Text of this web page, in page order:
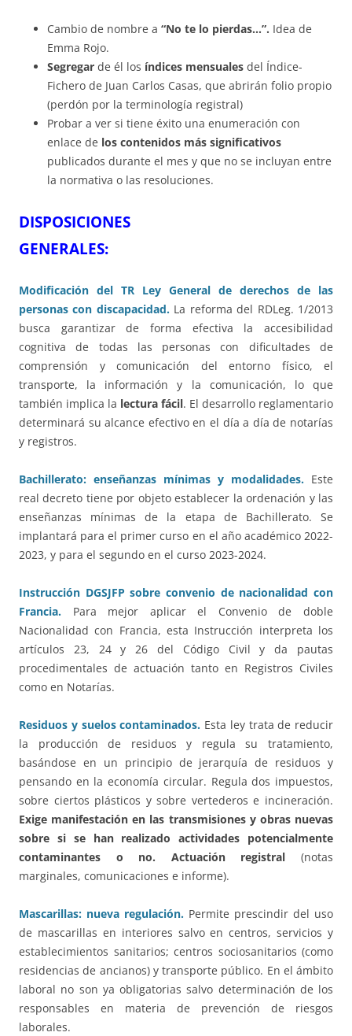
Cambio de nombre a “No te lo pierdas…”. Idea de
Emma Rojo.
Segregar de él los índices mensuales del Índice-
Fichero de Juan Carlos Casas, que abrirán folio propio
(perdón por la terminología registral)
Probar a ver si tiene éxito una enumeración con
enlace de los contenidos más significativos
publicados durante el mes y que no se incluyan entre
la normativa o las resoluciones.
DISPOSICIONES
Modificación del TR Ley General de derechos de las
personas con discapacidad.La reforma del RDLeg. 1/2013
busca garantizar de forma efectiva la accesibilidad
cognitiva de todas las personas con dificultades de
comprensión y comunicación del entorno físico, el
transporte, la información y la comunicación, lo que
también implica la lectura fácil. El desarrollo reglamentario
determinará su alcance efectivo en el día a día de notarías
y registros.
Bachillerato: enseñanzas mínimas y modalidades. Este
real decreto tiene por objeto establecer la ordenación y las
enseñanzas mínimas de la etapa de Bachillerato. Se
implantará para el primer curso en el año académico 2022-
2023, y para el segundo en el curso 2023-2024.
Instrucción DGSJFP sobre convenio de nacionalidad con
Francia. Para mejor aplicar el Convenio de doble
Nacionalidad con Francia, esta Instrucción interpreta los
artículos 23, 24 y 26 del Código Civil y da pautas
procedimentales de actuación tanto en Registros Civiles
como en Notarías.
Residuos y suelos contaminados. Esta ley trata de reducir
la producción de residuos y regula su tratamiento,
basándose en un principio de jerarquía de residuos y
pensando en la economía circular. Regula dos impuestos,
sobre ciertos plásticos y sobre vertederos e incineración.
Exige manifestación en las transmisiones y obras nuevas
sobre si se han realizado actividades potencialmente
contaminantes o no. Actuación registral (notas
marginales, comunicaciones e informe).
Mascarillas: nueva regulación. Permite prescindir del uso
de mascarillas en interiores salvo en centros, servicios y
establecimientos sanitarios; centros sociosanitarios (como
residencias de ancianos) y transporte público. En el ámbito
laboral no son ya obligatorias salvo determinación de los
responsables en materia de prevención de riesgos
laborales.